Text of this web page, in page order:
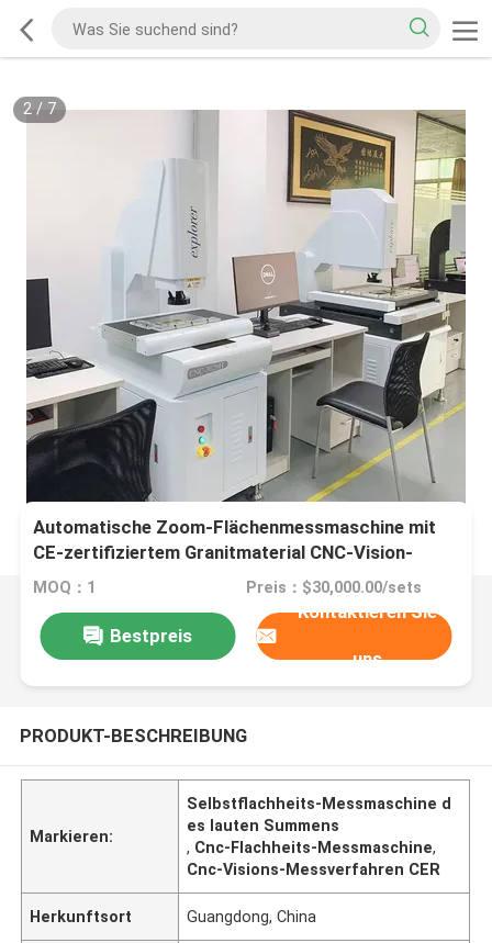
2/ 7
Automatische Zoom-Flächenmessmaschine mit
CE-zertifiziertem Granitmaterial CNC-Vision-
Messsystem
MOQ：1 Preis：$30,000.00/sets
Bestpreis
Kontaktieren Sie
uns
PRODUKT-BESCHREIBUNG
Markieren:
Selbstflachheits-Messmaschine d
es lauten Summens
, Cnc-Flachheits-Messmaschine,
Cnc-Visions-Messverfahren CER
Herkunftsort Guangdong, China